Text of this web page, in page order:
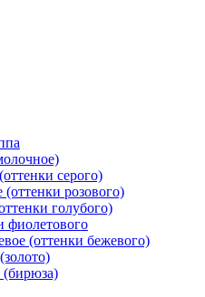
серого)
(оттенки розового)
голубого)
фиолетового
(оттенки бежевого)
(бирюза)